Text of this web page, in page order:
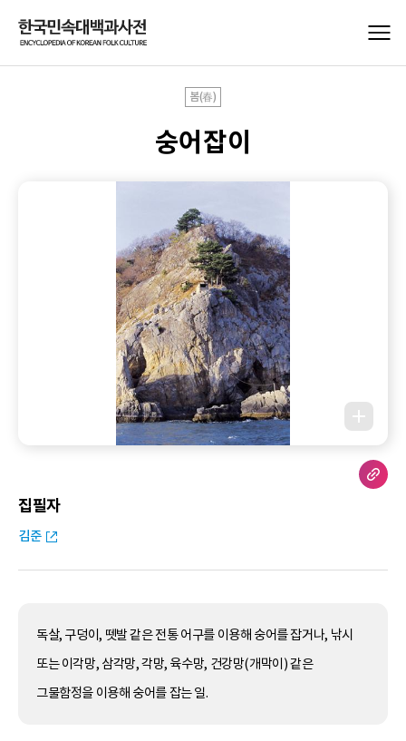
봄(春)
숭어잡이
집필자
김준
독살, 구덩이, 뗏발 같은 전통 어구를 이용해 숭어를 잡거나, 낚시
또는 이각망, 삼각망, 각망, 육수망, 건강망(개막이) 같은
그물함정을 이용해 숭어를 잡는 일.